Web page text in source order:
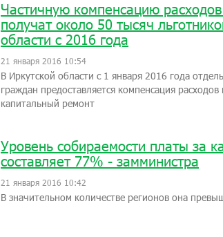
Частичную компенсацию
получат около 50 тысяч
области с 2016 года
21 января 2016 10:54
В Иркутской области с 1 января 2016 года
граждан предоставляется компенсация расходов
капитальный ремонт
Уровень собираемости платы за
составляет 77% - замминистра
21 января 2016 10:42
В значительном количестве регионов она